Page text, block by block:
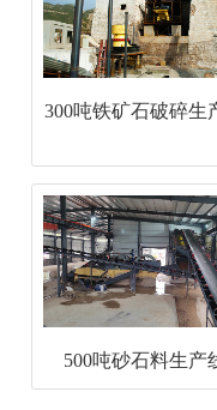
300吨铁矿石破碎生
500吨砂石料生产